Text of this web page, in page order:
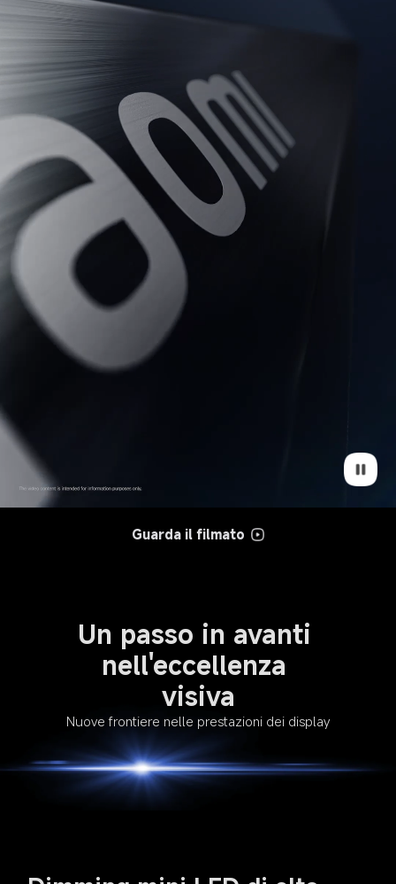
Guarda il filmato
Un passo in avanti
nell'eccellenza
visiva
Nuove frontiere nelle prestazioni dei display